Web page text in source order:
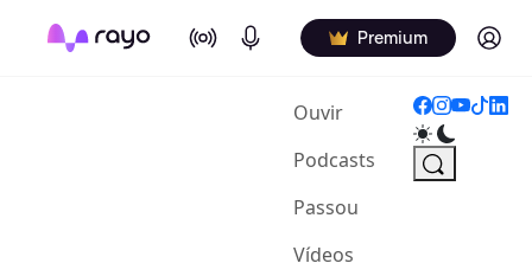
On Air Podcasts Premium Log in
Ouvir(current)
Podcasts
Passou
Vídeos